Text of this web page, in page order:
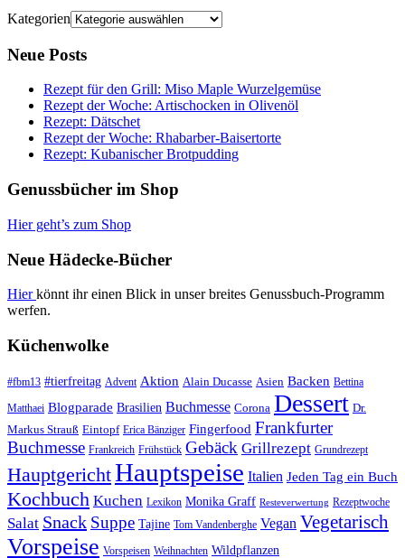
Kategorien
Neue Posts
Rezept für den Grill: Miso Maple Wurzelgemüse
Rezept der Woche: Artischocken in Olivenöl
Rezept: Dätschet
Rezept der Woche: Rhabarber-Baisertorte
Rezept: Kubanischer Brotpudding
Genussbücher im Shop
Hier geht’s zum Shop
Neue Hädecke-Bücher
Hierkönnt ihr einen Blick in unser breites Genussbuch-Programm
werfen.
Küchenwolke
#fbm13 #tierfreitag Advent Aktion Alain Ducasse Asien Backen Bettina
Matthaei Blogparade Brasilien Buchmesse Corona Dessert Dr.
Markus Strauß Eintopf Erica Bänziger Fingerfood Frankfurter
Buchmesse Frankreich Frühstück Gebäck Grillrezept Grundrezept
HauptgerichtHauptspeise Italien Jeden Tag ein Buch
Kochbuch Kuchen Lexikon Monika Graff Resteverwertung Rezeptwoche
Salat Snack Suppe Tajine Tom Vandenberghe Vegan Vegetarisch
Vorspeise Vorspeisen Weihnachten Wildpflanzen